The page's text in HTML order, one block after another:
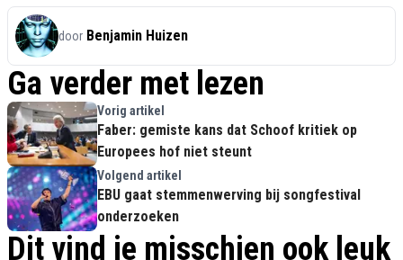
door Benjamin Huizen
Ga verder met lezen
Vorig artikel
Faber: gemiste kans dat Schoof kritiek op
Europees hof niet steunt
Volgend artikel
EBU gaat stemmenwerving bij songfestival
onderzoeken
Dit vind je misschien ook leuk